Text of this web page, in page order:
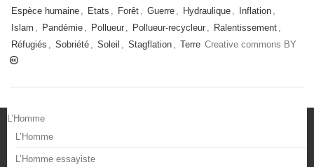
Espèce humaine , Etats , Forêt , Guerre , Hydraulique , Inflation ,
Islam , Pandémie , Pollueur , Pollueur-recycleur , Ralentissement ,
Réfugiés , Sobriété , Soleil , Stagflation , Terre Creative commons BY
L’Homme
L’Homme
L’Homme essayiste